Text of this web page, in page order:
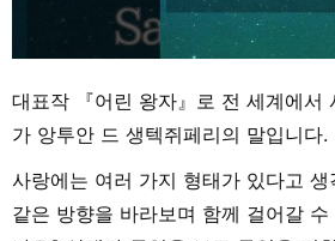
대표작 『어린 왕자』로 전 세계에서
가 앙투안 드 생텍쥐페리의 말입니다.
사랑에는 여러 가지 형태가 있다고
같은 방향을 바라보며 함께 걸어갈